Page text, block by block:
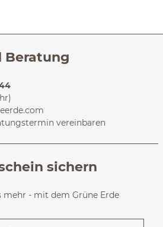
Beratung
vereinbaren
sichern
mehr - mit dem Grüne Erde